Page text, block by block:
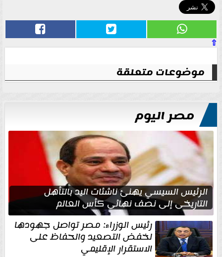
⇧
موضوعات متعلقة
مصر اليوم
الرئيس السيسي يهنئ ناشئات اليد بالتأهل
التاريخي إلى نصف نهائي كأس العالم
رئيس الوزراء: مصر تواصل جهودها
لخفض التصعيد والحفاظ على
الاستقرار الإقليمي